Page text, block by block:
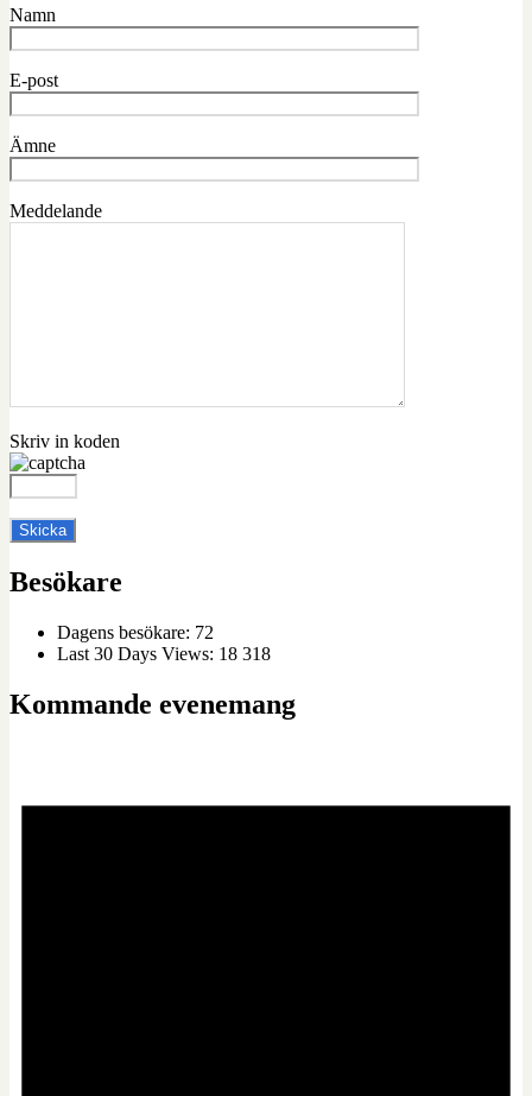
Namn
E-post
Ämne
Meddelande
Skriv in koden
Besökare
Dagens besökare: 72
Last 30 Days Views: 18 318
Kommande evenemang